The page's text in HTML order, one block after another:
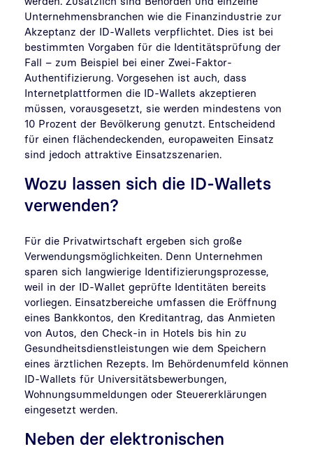
Unternehmensbranchen wie die Finanzindustrie zur
Akzeptanz der ID-Wallets verpflichtet. Dies ist bei
bestimmten Vorgaben für die Identitätsprüfung der
Fall – zum Beispiel bei einer Zwei-Faktor-
Authentifizierung. Vorgesehen ist auch, dass
Internetplattformen die ID-Wallets akzeptieren
müssen, vorausgesetzt, sie werden mindestens von
10 Prozent der Bevölkerung genutzt. Entscheidend
für einen flächendeckenden, europaweiten Einsatz
sind jedoch attraktive Einsatzszenarien.
Wozu lassen sich die ID-Wallets
verwenden?
Für die Privatwirtschaft ergeben sich große
Verwendungsmöglichkeiten. Denn Unternehmen
sparen sich langwierige Identifizierungsprozesse,
weil in der ID-Wallet geprüfte Identitäten bereits
vorliegen. Einsatzbereiche umfassen die Eröffnung
eines Bankkontos, den Kreditantrag, das Anmieten
von Autos, den Check-in in Hotels bis hin zu
Gesundheitsdienstleistungen wie dem Speichern
eines ärztlichen Rezepts. Im Behördenumfeld können
ID-Wallets für Universitätsbewerbungen,
Wohnungsummeldungen oder Steuererklärungen
eingesetzt werden.
Neben der elektronischen